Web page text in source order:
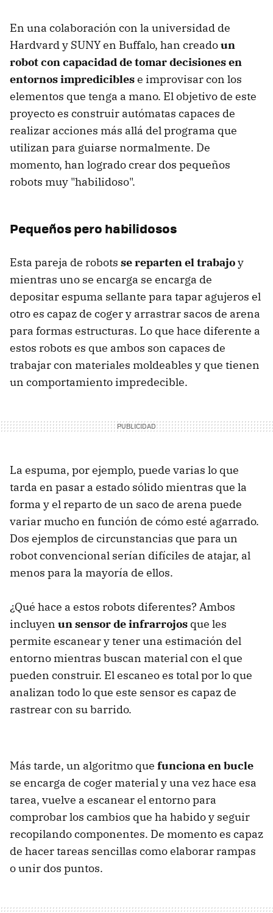
En una colaboración con la universidad de
Hardvard y SUNY en Buffalo, han creadoun
robot con capacidad de tomar decisiones en
entornos imprediciblese improvisar con los
elementos que tenga a mano. El objetivo de este
proyecto es construir autómatas capaces de
realizar acciones más allá del programa que
utilizan para guiarse normalmente. De
momento, han logrado crear dos pequeños
robots muy "habilidoso".
Pequeños pero habilidosos
Esta pareja de robots se reparten el trabajoy
mientras uno se encarga se encarga de
depositar espuma sellante para tapar agujeros el
otro es capaz de coger y arrastrar sacos de arena
para formas estructuras. Lo que hace diferente a
estos robots es que ambos son capaces de
trabajar con materiales moldeables y que tienen
un comportamiento impredecible.
La espuma, por ejemplo, puede varias lo que
tarda en pasar a estado sólido mientras que la
forma y el reparto de un saco de arena puede
variar mucho en función de cómo esté agarrado.
Dos ejemplos de circunstancias que para un
robot convencional serían difíciles de atajar, al
menos para la mayoría de ellos.
¿Qué hace a estos robots diferentes? Ambos
incluyen un sensor de infrarrojos que les
permite escanear y tener una estimación del
entorno mientras buscan material con el que
pueden construir. El escaneo es total por lo que
analizan todo lo que este sensor es capaz de
rastrear con su barrido.
Más tarde, un algoritmo que funciona en bucle
se encarga de coger material y una vez hace esa
tarea, vuelve a escanear el entorno para
comprobar los cambios que ha habido y seguir
recopilando componentes. De momento es capaz
de hacer tareas sencillas como elaborar rampas
o unir dos puntos.